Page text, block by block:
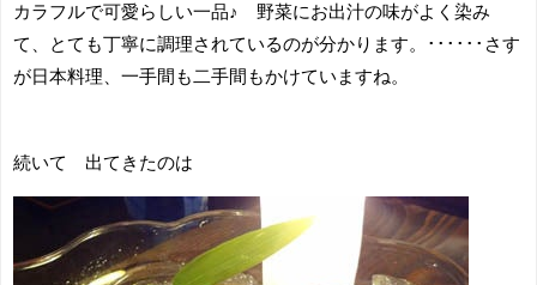
カラフルで可愛らしい一品♪ 野菜にお出汁の味がよく染み
て、とても丁寧に調理されているのが分かります。･･････さす
が日本料理、一手間も二手間もかけていますね。
続いて 出てきたのは